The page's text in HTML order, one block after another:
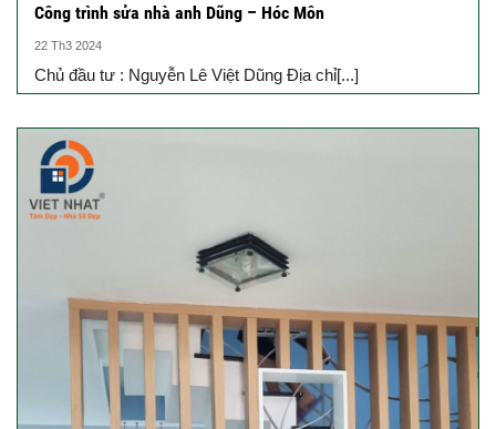
Công trình sửa nhà anh Dũng – Hóc Môn
22 Th3 2024
Chủ đầu tư : Nguyễn Lê Việt Dũng Địa chỉ[...]